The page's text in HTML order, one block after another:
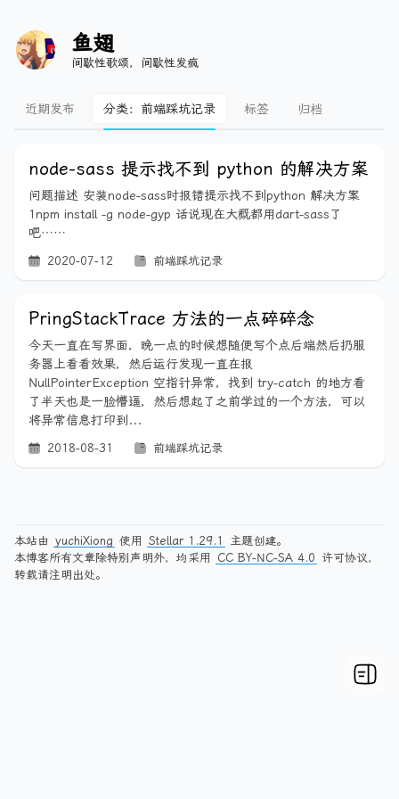
鱼翅
间歇性歌颂，间歇性发疯
近期发布 分类：前端踩坑记录 标签 归档
node-sass 提示找不到 python 的解决方案
问题描述 安装node-sass时报错提示找不到python 解决方案
1npm install -g node-gyp 话说现在大概都用dart-sass了
吧……
2020-07-12 前端踩坑记录
PringStackTrace 方法的一点碎碎念
今天一直在写界面，晚一点的时候想随便写个点后端然后扔服
务器上看看效果，然后运行发现一直在报
NullPointerException 空指针异常，找到 try-catch 的地方看
了半天也是一脸懵逼，然后想起了之前学过的一个方法，可以
将异常信息打印到...
2018-08-31 前端踩坑记录
本站由 yuchiXiong 使用 Stellar 1.29.1
主题创建。
本博客所有文章除特别声明外，均采用
CC BY-NC-SA 4.0 许可协议，
转载请注明出处。